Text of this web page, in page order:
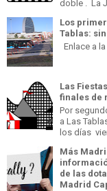
doble . La
Los
Tablas:
Enlace a
Las
finales de
Por
a Las
los días
Más
de las
Madrid